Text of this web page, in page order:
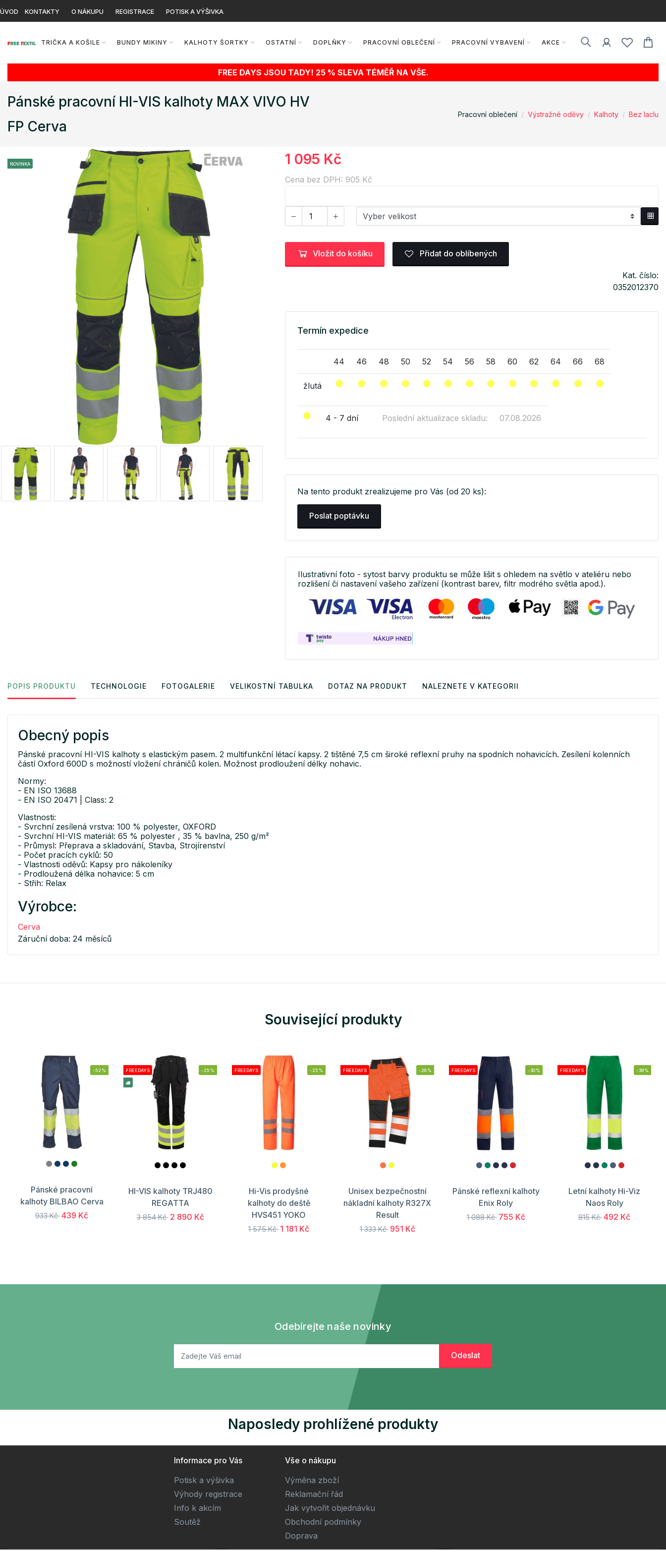
ÚVOD KONTAKTY O NÁKUPU REGISTRACE POTISK A VÝŠIVKA
TRIČKA A KOŠILE BUNDY MIKINY KALHOTY ŠORTKY OSTATNÍ DOPLŇKY PRACOVNÍ OBLEČENÍ PRACOVNÍ VYBAVENÍ AKCE
FREE DAYS JSOU TADY! 25 % SLEVA TÉMĚŘ NA VŠE.
Pánské pracovní HI-VIS kalhoty MAX VIVO HV
FP Cerva
Pracovní oblečení Výstražné oděvy Kalhoty Bez laclu
NOVINKA 1 095 Kč
Cena bez DPH: 905 Kč
Vložit do košíku Přidat do oblíbených
Kat. číslo:
0352012370
Termín expedice
44 46 48 50 52 54 56 58 60 62 64 66 68
žlutá
4 - 7 dní Poslední aktualizace skladu: 07.08.2026
Na tento produkt zrealizujeme pro Vás (od 20 ks):
Poslat poptávku
Ilustrativní foto - sytost barvy produktu se může lišit s ohledem na světlo v ateliéru nebo
rozlišení či nastavení vašeho zařízení (kontrast barev, filtr modrého světla apod.).
POPIS PRODUKTU TECHNOLOGIE FOTOGALERIE VELIKOSTNÍ TABULKA DOTAZ NA PRODUKT NALEZNETE V KATEGORII
Obecný popis
Pánské pracovní HI-VIS kalhoty s elastickým pasem. 2 multifunkční létací kapsy. 2 tištěné 7,5 cm široké reflexní pruhy na spodních nohavicích. Zesílení kolenních
částí Oxford 600D s možností vložení chráničů kolen. Možnost prodloužení délky nohavic.
Normy:
- EN ISO 13688
- EN ISO 20471 | Class: 2
Vlastnosti:
- Svrchní zesílená vrstva: 100 % polyester, OXFORD
- Svrchní HI-VIS materiál: 65 % polyester , 35 % bavlna, 250 g/m²
- Průmysl: Přeprava a skladování, Stavba, Strojírenství
- Počet pracích cyklů: 50
- Vlastnosti oděvů: Kapsy pro nákoleníky
- Prodloužená délka nohavice: 5 cm
- Střih: Relax
Výrobce:
Cerva
Záruční doba: 24 měsíců
Související produkty
-52%
Pánské pracovní
kalhoty BILBAO Cerva
933 Kč439 Kč
FREEDAYS -25%
HI-VIS kalhoty TRJ480
REGATTA
3 854 Kč 2 890 Kč
FREEDAYS -25%
Hi-Vis prodyšné
kalhoty do deště
HVS451 YOKO
1 575 Kč 1 181 Kč
FREEDAYS -28%
Unisex bezpečnostní
nákladní kalhoty R327X
Result
1 333 Kč 951 Kč
FREEDAYS -30%
Pánské reflexní kalhoty
Enix Roly
1 088 Kč 755 Kč
FREEDAYS -39%
Letní kalhoty Hi-Viz
Naos Roly
815 Kč492 Kč
Odebírejte naše novinky
Naposledy prohlížené produkty
Informace pro Vás
Potisk a výšivka
Výhody registrace
Info k akcím
Soutěž
Vše o nákupu
Výměna zboží
Reklamační řád
Jak vytvořit objednávku
Obchodní podmínky
Doprava